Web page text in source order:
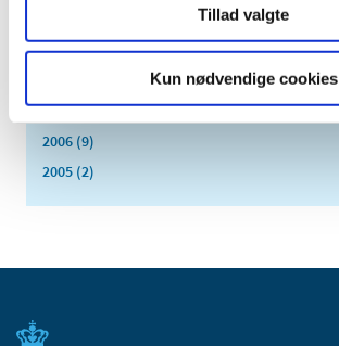
Tillad valgte
Kun nødvendige cookies
2009 (14)
2007 (3)
2006 (9)
2005 (2)